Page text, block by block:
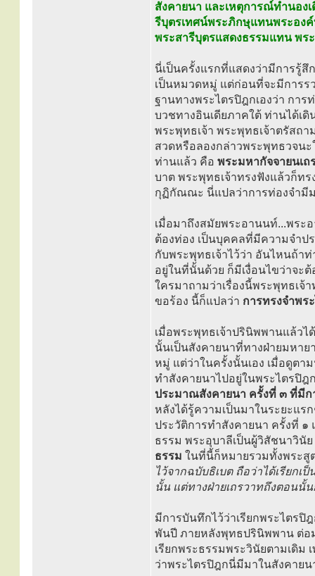
สังคายนา และเหตุการณ์ทำนอง
รีบุตรเทศน์พระภิกษุแทนพระอง
พระสารีบุตรแสดงธรรมแทน พร
นี่เป็นครั้งแรกที่แสดงว่ามีการรู้สึ
เป็นหมวดหมู่ แต่ก่อนที่จะมีการร
ฐานทางพระไตรปิฎกเองว่า กา
บวชทางอินเดียภาคใต้ ท่านได้เ
พระพุทธเจ้า พระพุทธเจ้าตรัสถ
สวดหรือลองกล่าวพระพุทธวจ
ท่านแล้ว คือ พระมหากัจจายนเถ
บาต พระพุทธเจ้าทรงฟังแล้วก็ท
กุฏิกัณณะ นี่แปลว่าการท่องจำมี
เมื่อมาถึงสมัยพระอานนท์...พระ
ต้องท่อง เป็นบุคคลที่มีความจำป
กับพระพุทธเจ้าไว้ว่า อันไหนถ้า
อยู่ในที่นั้นด้วย ก็มีเงื่อนไขว่าจะ
ใครมาถามว่าเรื่องนี้พระพุทธเจ้
ขอร้อง นี้ก็แปลว่า การทรงจำพร
เมื่อพระพุทธเจ้าปรินิพพานแล้ว
นั้นเป็นสังคายนาที่ทางฝ่ายมหา
หมู่ แต่ว่าในครั้งนั้นเอง เมื่อดูตา
ทำสังคายนาไปอยู่ในพระไตรปิฎ
ประมาณสังคายนา ครั้งที่ ๓ ที่มีก
หลังได้รู้ความเป็นมาในระยะแ
ประวัติการทำสังคายนา ครั้งที่
ธรรม พระอุบาลีเป็นผู้วิสัชนาวินั
ธรรม ในที่นี้ก็หมายรวมทั้งพระสู
ไว้จากฉบับธิเบต ถือว่าได้เรียก
นั้น แต่ทางฝ่ายเถรวาทถึงตอนนั้
มีการบันทึกไว้ว่าเรียกพระไตรปิ
พันปี ภายหลังพุทธปรินิพพาน ต่อ
เรียกพระธรรมพระวินัยตามเดิม
ว่าพระไตรปิฎกนี่มีมาในสังคายน